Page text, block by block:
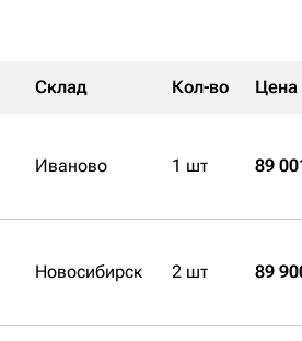
Склад Кол-во Цена
Иваново 1 шт 89
Новосибирск 2 шт 89